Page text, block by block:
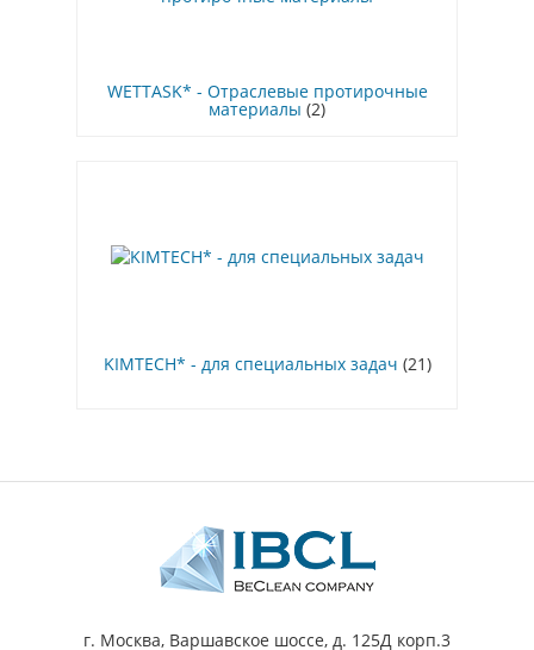
WETTASK* - Отраслевые протирочные
материалы (2)
KIMTECH* - для специальных задач (21)
г. Москва, Варшавское шоссе, д. 125Д корп.3